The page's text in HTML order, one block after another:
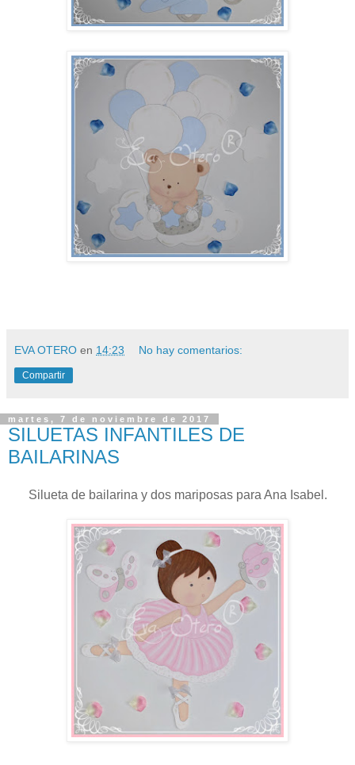
EVA OTERO en 14:23 No hay comentarios:
Compartir
martes, 7 de noviembre de 2017
SILUETAS INFANTILES DE
BAILARINAS
Silueta de bailarina y dos mariposas para Ana Isabel.